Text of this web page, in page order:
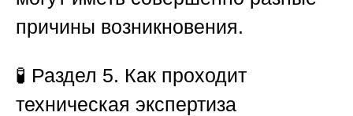
причины возникновения.
🧪 Раздел 5. Как проходит
техническая экспертиза